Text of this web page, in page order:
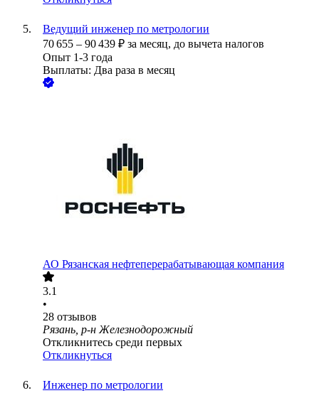
Ведущий инженер по метрологии
70 655 – 90 439 ₽ за месяц, до вычета налогов
Опыт 1-3 года
Выплаты: Два раза в месяц
АО Рязанская нефтеперерабатывающая компания
3.1
•
28 отзывов
Рязань, р-н Железнодорожный
Откликнитесь среди первых
Откликнуться
Инженер по метрологии